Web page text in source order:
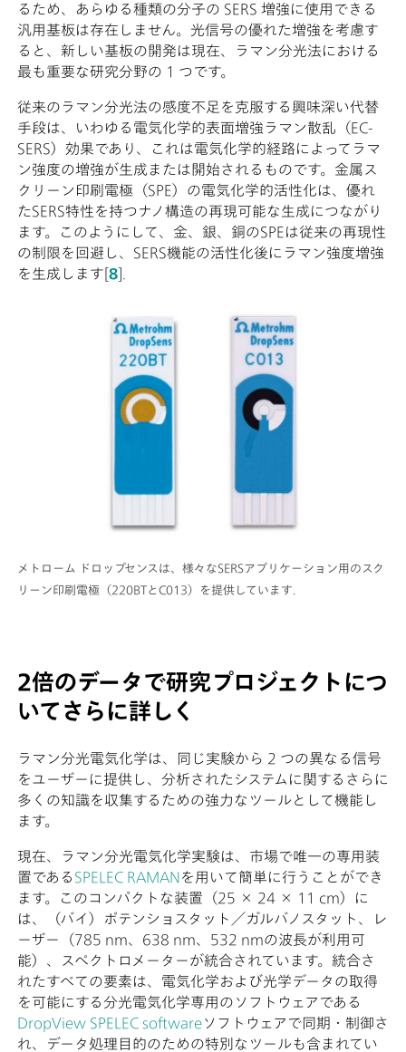
メトローム ドロップセンスは、様々なSERSアプリケーション用のスク
リーン印刷電極（220BTとC013）を提供しています.
るため、あらゆる種類の分子の SERS 増強に使用できる
汎用基板は存在しません。光信号の優れた増強を考慮す
ると、新しい基板の開発は現在、ラマン分光法における
最も重要な研究分野の 1 つです。
従来のラマン分光法の感度不足を克服する興味深い代替
手段は、いわゆる電気化学的表面増強ラマン散乱（EC-
SERS）効果であり、これは電気化学的経路によってラマ
ン強度の増強が生成または開始されるものです。金属ス
クリーン印刷電極（SPE）の電気化学的活性化は、優れ
たSERS特性を持つナノ構造の再現可能な生成につながり
ます。このようにして、金、銀、銅のSPEは従来の再現性
の制限を回避し、SERS機能の活性化後にラマン強度増強
を生成します[ 8
2倍のデータで研究プロジェクトにつ
いてさらに詳しく
ラマン分光電気化学は、同じ実験から 2 つの異なる信号
をユーザーに提供し、分析されたシステムに関するさらに
多くの知識を収集するための強力なツールとして機能し
ます。
現在、ラマン分光電気化学実験は、市場で唯一の専用装
置である SPELEC RAMANを用いて簡単に行うことができ
ます。このコンパクトな装置（25 × 24 × 11 cm）に
は、（バイ）ポテンショスタット／ガルバノスタット、レ
ーザー（785 nm、638 nm、532 nmの波長が利用可
能）、スペクトロメーターが統合されています。統合さ
れたすべての要素は、電気化学および光学データの取得
を可能にする分光電気化学専用のソフトウェアである
DropView SPELEC softwareソフトウェアで同期・制御さ
れ、データ処理目的のための特別なツールも含まれてい